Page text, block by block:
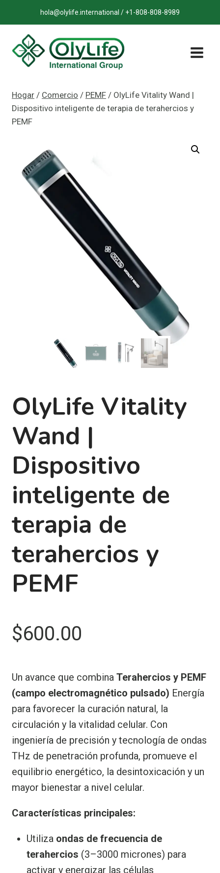
al
contenido
hola@olylife.international / +1-808-808-8989
Hogar / Comercio / PEMF / OlyLife Vitality Wand |
Dispositivo inteligente de terapia de terahercios y
PEMF
OlyLife Vitality
Wand |
Dispositivo
inteligente de
terapia de
terahercios y
PEMF
$600.00
Un avance que combina Terahercios y PEMF
(campo electromagnético pulsado) Energía
para favorecer la curación natural, la
circulación y la vitalidad celular. Con
ingeniería de precisión y tecnología de ondas
THz de penetración profunda, promueve el
equilibrio energético, la desintoxicación y un
mayor bienestar a nivel celular.
Características principales:
Utiliza ondas de frecuencia de
terahercios (3–3000 micrones) para
activar y energizar las células